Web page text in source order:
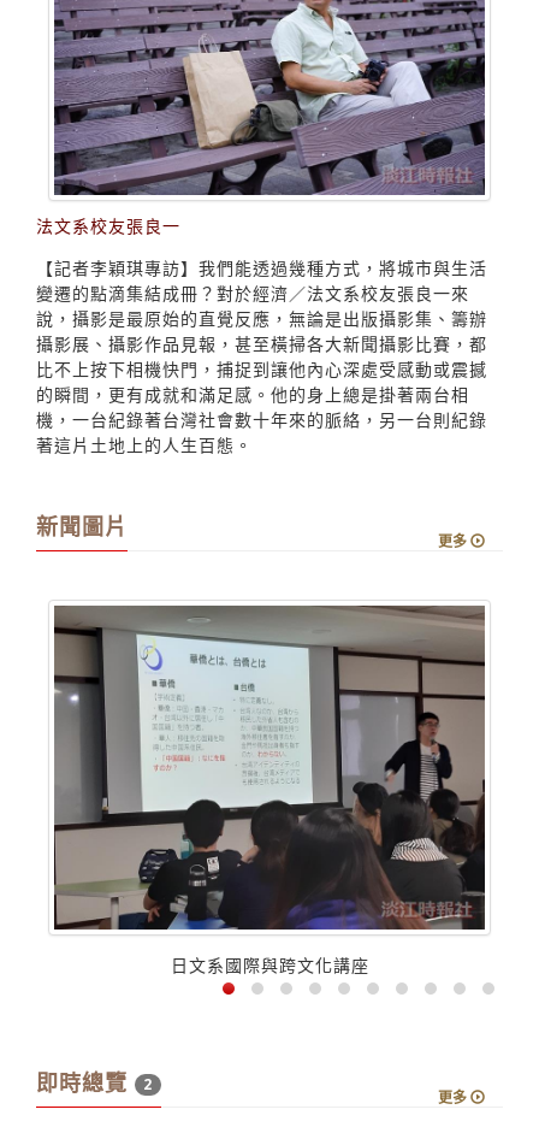
法文系校友張良一
【記者李穎琪專訪】我們能透過幾種方式，將城市與生活
變遷的點滴集結成冊？對於經濟／法文系校友張良一來
說，攝影是最原始的直覺反應，無論是出版攝影集、籌辦
攝影展、攝影作品見報，甚至橫掃各大新聞攝影比賽，都
比不上按下相機快門，捕捉到讓他內心深處受感動或震撼
的瞬間，更有成就和滿足感。他的身上總是掛著兩台相
機，一台紀錄著台灣社會數十年來的脈絡，另一台則紀錄
著這片土地上的人生百態。
新聞圖片
更多
日文系國際與跨文化講座
即時總覽 2
更多